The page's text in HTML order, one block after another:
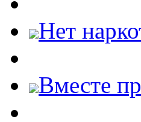
Нет
Вместе